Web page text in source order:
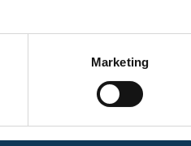
Marketing
Látványos kísérletek,
élmény várja a
Labsben. Videónkban
vezetője mutatja be,
természettudományok